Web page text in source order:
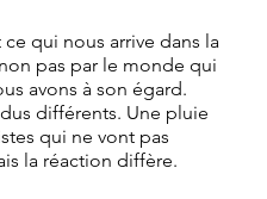
qui nous arrive dans la
pas par le monde qui
avons à son égard.
différents. Une pluie
qui ne vont pas
la réaction diffère.